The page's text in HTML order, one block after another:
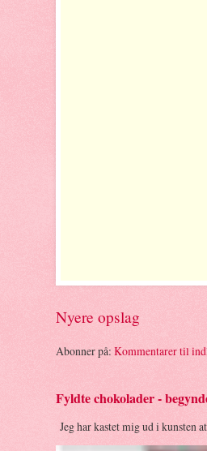
Nyere opslag
Abonner på: Kommentarer til
Fyldte chokolader -
Jeg har kastet mig ud i kunsten